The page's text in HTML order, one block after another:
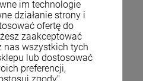
im technologie
działanie strony i
ofertę do
zaakceptować
nas wszystkich tych
lub dostosować
preferencji,
zgody".